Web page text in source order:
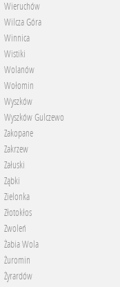
Wieruchów
Wilcza Góra
Winnica
Wistiki
Wolanów
Wołomin
Wyszków
Wyszków Gulczewo
Zakopane
Zakrzew
Załuski
Ząbki
Zielonka
Złotokłos
Zwoleń
Żabia Wola
Żuromin
Żyrardów